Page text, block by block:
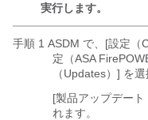
実行します。
手順 1 ASDM で、[設定（
定（ASA
（Updates）] を選
[製品アップデー
れます。